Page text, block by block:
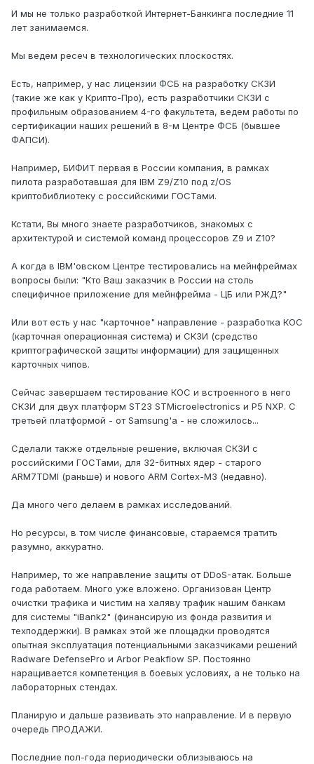
И мы не только разработкой Интернет-Банкинга последние 11
лет занимаемся.
Мы ведем ресеч в технологических плоскостях.
Есть, например, у нас лицензии ФСБ на разработку СКЗИ
(такие же как у Крипто-Про), есть разработчики СКЗИ с
профильным образованием 4-го факультета, ведем работы по
сертификации наших решений в 8-м Центре ФСБ (бывшее
ФАПСИ).
Например, БИФИТ первая в России компания, в рамках
пилота разработавшая для IBM Z9/Z10 под z/OS
криптобиблиотеку с российскими ГОСТами.
Кстати, Вы много знаете разработчиков, знакомых с
архитектурой и системой команд процессоров Z9 и Z10?
А когда в IBM'овском Центре тестировались на мейнфреймах
вопросы были: "Кто Ваш заказчик в России на столь
специфичное приложение для мейнфрейма - ЦБ или РЖД?"
Или вот есть у нас "карточное" направление - разработка КОС
(карточная операционная система) и СКЗИ (средство
криптографической защиты информации) для защищенных
карточных чипов.
Сейчас завершаем тестирование КОС и встроенного в него
СКЗИ для двух платформ ST23 STMicroelectronics и P5 NXP. С
третьей платформой - от Samsung'а - не сложилось...
Сделали также отдельные решение, включая СКЗИ с
российскими ГОСТами, для 32-битных ядер - старого
ARM7TDMI (раньше) и нового ARM Cortex-M3 (недавно).
Да много чего делаем в рамках исследований.
Но ресурсы, в том числе финансовые, стараемся тратить
разумно, аккуратно.
Например, то же направление защиты от DDoS-атак. Больше
года работаем. Много уже вложено. Организован Центр
очистки трафика и чистим на халяву трафик нашим банкам
для системы "iBank2" (финансирую из фонда развития и
техподдержки). В рамках этой же площадки проводятся
опытная эксплуатация потенциальными заказчиками решений
Radware DefensePro и Arbor Peakflow SP. Постоянно
наращивается компетенция в боевых условиях, а не только на
лабораторных стендах.
Планирую и дальше развивать это направление. И в первую
очередь ПРОДАЖИ.
Последние пол-года периодически облизываюсь на